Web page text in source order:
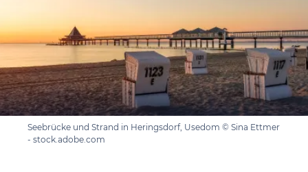
Seebrücke und Strand in Heringsdorf, Usedom © Sina Ettmer
- stock.adobe.com